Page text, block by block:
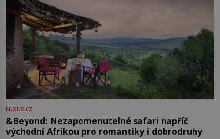
iluxus.cz
&Beyond: Nezapomenutelné safari napříč
východní Afrikou pro romantiky i dobrodruhy